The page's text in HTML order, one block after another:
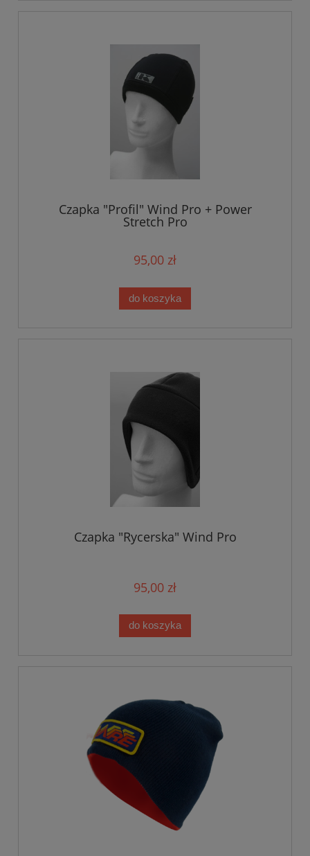
Czapka "Profil" Wind Pro + Power
Stretch Pro
95,00 zł
do koszyka
Czapka "Rycerska" Wind Pro
95,00 zł
do koszyka